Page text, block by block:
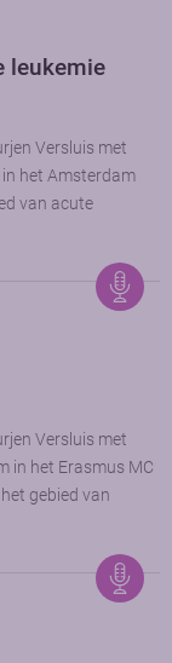
leukemie
Versluis met
het Amsterdam
van acute
Versluis met
in het Erasmus MC
gebied van